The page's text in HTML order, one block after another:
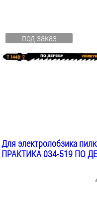
под заказ
Для электролобзика
ПРАКТИКА 034-519 ПО